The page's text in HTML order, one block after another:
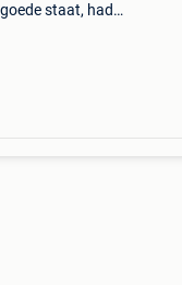
staat, had